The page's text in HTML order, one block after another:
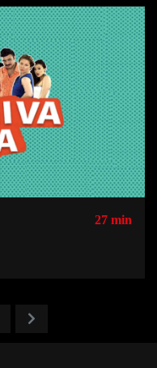
27 min